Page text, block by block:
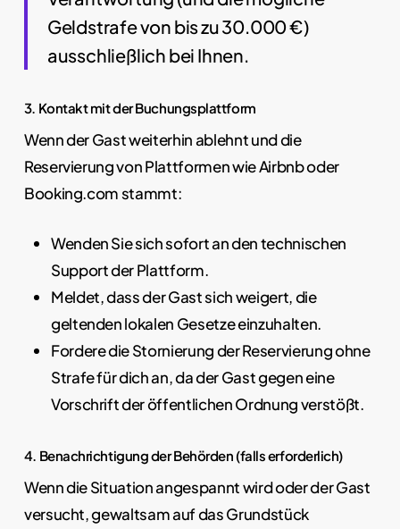
Geldstrafe von bis zu 30.000 €)
ausschließlich bei Ihnen.
3. Kontakt mit der Buchungsplattform
Wenn der Gast weiterhin ablehnt und die
Reservierung von Plattformen wie Airbnb oder
Booking.com stammt:
Wenden Sie sich sofort an den technischen
Support der Plattform.
Meldet, dass der Gast sich weigert, die
geltenden lokalen Gesetze einzuhalten.
Fordere die Stornierung der Reservierung ohne
Strafe für dich an, da der Gast gegen eine
Vorschrift der öffentlichen Ordnung verstößt.
4. Benachrichtigung der Behörden (falls erforderlich)
Wenn die Situation angespannt wird oder der Gast
versucht, gewaltsam auf das Grundstück